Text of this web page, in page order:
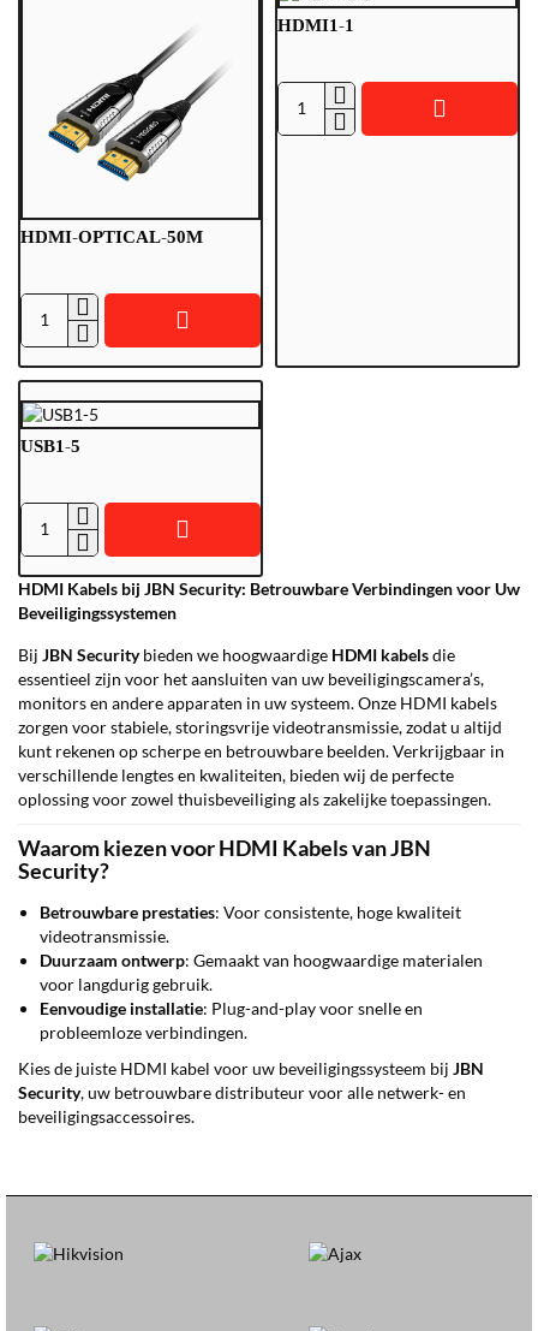
HDMI Kabels bij JBN Security: Betrouwbare Verbindingen voor Uw
Beveiligingssystemen
Bij JBN Securitybieden we hoogwaardige HDMI kabelsdie
essentieel zijn voor het aansluiten van uw beveiligingscamera’s,
monitors en andere apparaten in uw systeem. Onze HDMI kabels
zorgen voor stabiele, storingsvrije videotransmissie, zodat u altijd
kunt rekenen op scherpe en betrouwbare beelden. Verkrijgbaar in
verschillende lengtes en kwaliteiten, bieden wij de perfecte
oplossing voor zowel thuisbeveiliging als zakelijke toepassingen.
Waarom kiezen voor HDMI Kabels van JBN
Security?
Betrouwbare prestaties: Voor consistente, hoge kwaliteit
videotransmissie.
Duurzaam ontwerp: Gemaakt van hoogwaardige materialen
voor langdurig gebruik.
Eenvoudige installatie: Plug-and-play voor snelle en
probleemloze verbindingen.
Kies de juiste HDMI kabel voor uw beveiligingssysteem bij JBN
Security, uw betrouwbare distributeur voor alle netwerk- en
beveiligingsaccessoires.
HDMI-OPTICAL-50M
HDMI-
50M
HDMI1-1
HDMI1-
USB1-5
USB1-